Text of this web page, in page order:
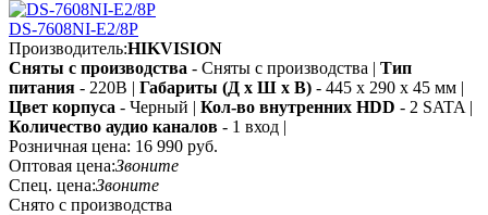
DS-7608NI-E2/8P
Производитель:HIKVISION
Сняты с производства - Сняты с производства | Тип
питания - 220В | Габариты (Д х Ш х В) - 445 x 290 x 45 мм |
Цвет корпуса - Черный | Кол-во внутренних HDD - 2 SATA |
Количество аудио каналов - 1 вход |
Розничная цена: 16 990 руб.
Оптовая цена:Звоните
Спец. цена:Звоните
Снято с производства